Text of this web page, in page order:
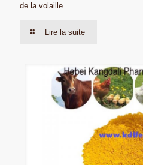
de la volaille
Lire la suite